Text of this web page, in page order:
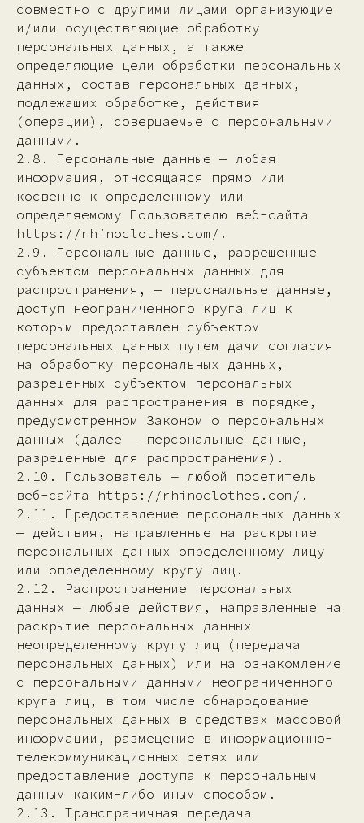
совместно с другими лицами организующие
и/или осуществляющие обработку
персональных данных, а также
определяющие цели обработки персональных
данных, состав персональных данных,
подлежащих обработке, действия
(операции), совершаемые с персональными
данными.
2.8. Персональные данные — любая
информация, относящаяся прямо или
косвенно к определенному или
определяемому Пользователю веб-сайта
https://rhinoclothes.com/.
2.9. Персональные данные, разрешенные
субъектом персональных данных для
распространения, — персональные данные,
доступ неограниченного круга лиц к
которым предоставлен субъектом
персональных данных путем дачи согласия
на обработку персональных данных,
разрешенных субъектом персональных
данных для распространения в порядке,
предусмотренном Законом о персональных
данных (далее — персональные данные,
разрешенные для распространения).
2.10. Пользователь — любой посетитель
веб-сайта https://rhinoclothes.com/.
2.11. Предоставление персональных данных
— действия, направленные на раскрытие
персональных данных определенному лицу
или определенному кругу лиц.
2.12. Распространение персональных
данных — любые действия, направленные на
раскрытие персональных данных
неопределенному кругу лиц (передача
персональных данных) или на ознакомление
с персональными данными неограниченного
круга лиц, в том числе обнародование
персональных данных в средствах массовой
информации, размещение в информационно-
телекоммуникационных сетях или
предоставление доступа к персональным
данным каким-либо иным способом.
2.13. Трансграничная передача